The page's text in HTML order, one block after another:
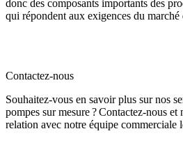
donc des composants importants des
qui répondent aux exigences du marché
Contactez-nous
Souhaitez-vous en savoir plus sur nos
pompes sur mesure ? Contactez-nous et
relation avec notre équipe commerciale